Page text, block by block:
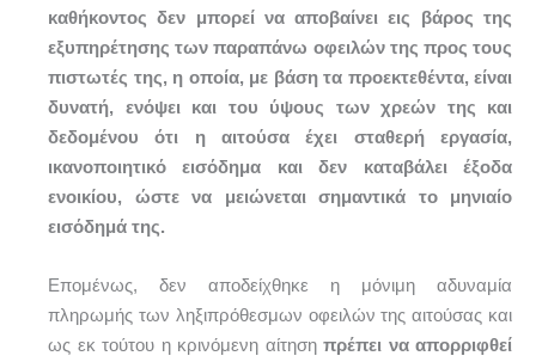
καθήκοντος δεν μπορεί να αποβαίνει εις βάρος της
εξυπηρέτησης των παραπάνω οφειλών της προς τους
πιστωτές της, η οποία, με βάση τα προεκτεθέντα, είναι
δυνατή, ενόψει και του ύψους των χρεών της και
δεδομένου ότι η αιτούσα έχει σταθερή εργασία,
ικανοποιητικό εισόδημα και δεν καταβάλει έξοδα
ενοικίου, ώστε να μειώνεται σημαντικά το μηνιαίο
εισόδημά της.
Επομένως, δεν αποδείχθηκε η μόνιμη αδυναμία
πληρωμής των ληξιπρόθεσμων οφειλών της αιτούσας και
ως εκ τούτου η κρινόμενη αίτησηπρέπει να απορριφθεί